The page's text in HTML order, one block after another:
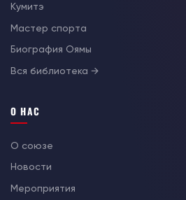
Кумитэ
Мастер спорта
Биография Оямы
Вся библиотека →
О НАС
О союзе
Новости
Мероприятия